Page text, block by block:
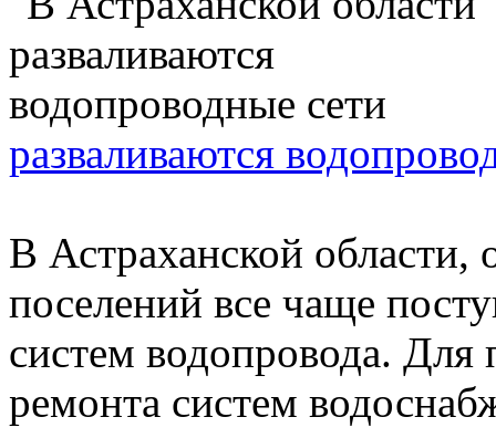
разваливаются
В Астраханской области,
поселений все чаще
систем водопровода. Для
ремонта систем